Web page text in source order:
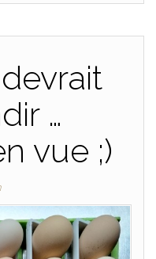
devrait
…
vue ;)